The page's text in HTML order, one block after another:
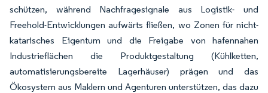
schützen, während Nachfragesignale aus Logistik- und
Freehold-Entwicklungen aufwärts fließen, wo Zonen für nicht-
katarisches Eigentum und die Freigabe von hafennahen
Industrieflächen die Produktgestaltung (Kühlketten,
automatisierungsbereite Lagerhäuser) prägen und das
Ökosystem aus Maklern und Agenturen unterstützen, das dazu